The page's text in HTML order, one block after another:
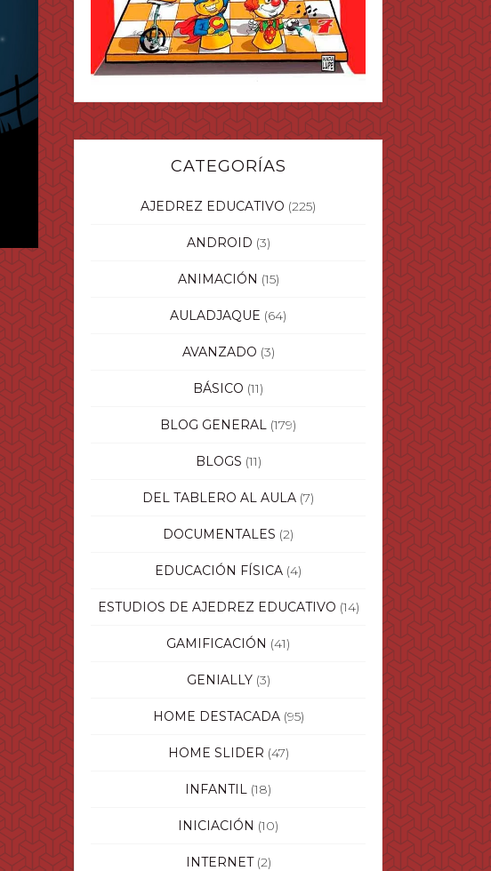
CATEGORÍAS
AJEDREZ EDUCATIVO (225)
ANDROID (3)
ANIMACIÓN (15)
AULADJAQUE (64)
AVANZADO (3)
BÁSICO (11)
BLOG GENERAL (179)
BLOGS (11)
DEL TABLERO AL AULA (7)
DOCUMENTALES (2)
EDUCACIÓN FÍSICA (4)
ESTUDIOS DE AJEDREZ EDUCATIVO (14)
GAMIFICACIÓN (41)
GENIALLY(3)
HOME DESTACADA(95)
HOME SLIDER (47)
INFANTIL (18)
INICIACIÓN (10)
INTERNET(2)